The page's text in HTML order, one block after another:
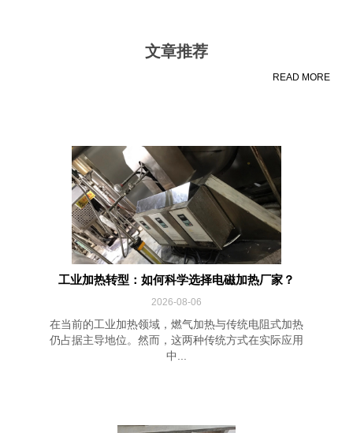
文章推荐
READ MORE
工业加热转型：如何科学选择电磁加热厂家？
2026-08-06
在当前的工业加热领域，燃气加热与传统电阻式加热
仍占据主导地位。然而，这两种传统方式在实际应用
中...